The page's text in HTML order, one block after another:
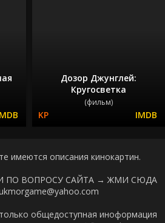
Дозор Джунглей:
Кругосветка
(фильм)
имеются описания кинокартин.
ПО ВОПРОСУ САЙТА → ЖМИ СЮДА
общедоступная иноформация